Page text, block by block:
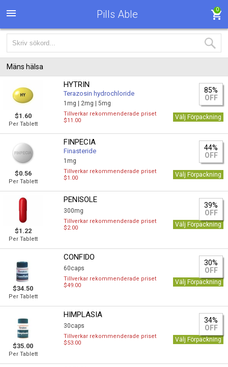
Pills Able 0
Mäns hälsa
$1.60
Per Tablett
HYTRIN
Terazosin hydrochloride
1mg | 2mg |5mg
85%
OFF
Tillverkar rekommenderade priset
$11.00
Välj Förpackning
$0.56
Per Tablett
FINPECIA
Finasteride
1mg
44%
OFF
Tillverkar rekommenderade priset
$1.00
Välj Förpackning
$1.22
Per Tablett
PENISOLE
300mg
39%
OFF
Tillverkar rekommenderade priset
$2.00
Välj Förpackning
$34.50
Per Tablett
CONFIDO
60caps
30%
OFF
Tillverkar rekommenderade priset
$49.00
Välj Förpackning
$35.00
Per Tablett
HIMPLASIA
30caps
34%
OFF
Tillverkar rekommenderade priset
$53.00
Välj Förpackning